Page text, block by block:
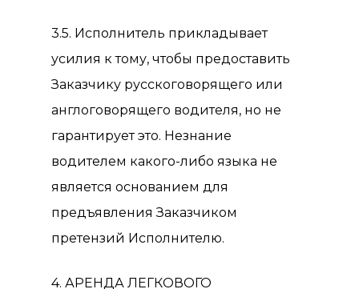
3.5. Исполнитель прикладывает
усилия к тому, чтобы предоставить
Заказчику русскоговорящего или
англоговорящего водителя, но не
гарантирует это. Незнание
водителем какого-либо языка не
является основанием для
предъявления Заказчиком
претензий Исполнителю.
4. АРЕНДА ЛЕГКОВОГО